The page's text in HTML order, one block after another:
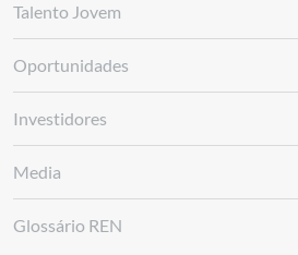
Talento Jovem
Oportunidades
Investidores
Media
Glossário REN